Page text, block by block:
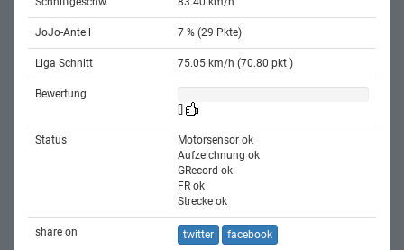
JoJo-Anteil 7 % (29 Pkte)
Liga Schnitt 75.05 km/h (70.80 pkt )
Bewertung
Status
Motorsensor ok
Aufzeichnung ok
GRecord ok
FR ok
Strecke ok
share on twitter facebook